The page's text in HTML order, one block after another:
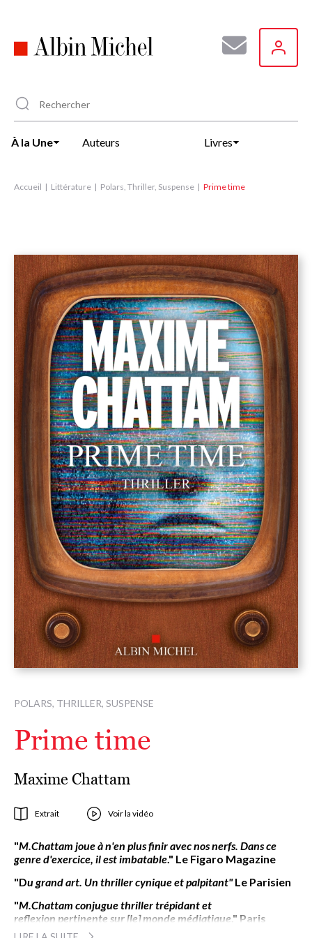
principal
À la Une Auteurs Livres
Accueil Littérature Polars, Thriller, Suspense Prime time
POLARS, THRILLER, SUSPENSE
Prime time
Maxime Chattam
Extrait Voir la vidéo
"M.Chattam joue à n'en plus finir avec nos nerfs. Dans ce
genre d'exercice, il est imbatable." Le Figaro Magazine
"Du grand art. Un thriller cynique et palpitant" Le Parisien
"M.Chattam conjugue thriller trépidant et
reflexion pertinente sur [le] monde médiatique ." Paris
Match